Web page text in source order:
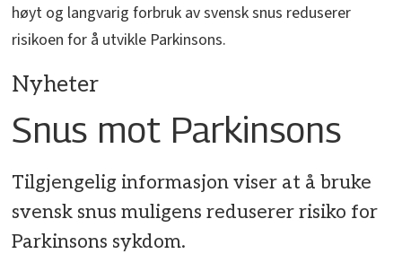
høyt og langvarig forbruk av svensk snus reduserer
risikoen for å utvikle Parkinsons.
Nyheter
Snus mot Parkinsons
Tilgjengelig informasjon viser at å bruke
svensk snus muligens reduserer risiko for
Parkinsons sykdom.